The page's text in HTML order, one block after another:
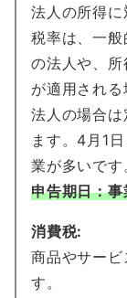
法人の所得に
税率は、一
の法人や、
が適用される
法人の場合
ます。4月1
業が多いです
申告期日：
消費税:
商品やサー
す。